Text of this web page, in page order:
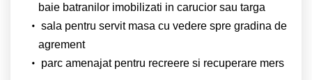
baie batranilor imobilizati in carucior sau targa
sala pentru servit masa cu vedere spre gradina de
agrement
parc amenajat pentru recreere si recuperare mers